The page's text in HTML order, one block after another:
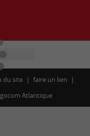
du site
faire un lien
Atlantique